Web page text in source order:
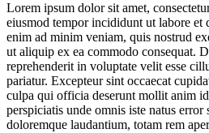
Lorem ipsum dolor sit amet,
eiusmod tempor incididunt ut labore et
enim ad minim veniam, quis nostrud
ut aliquip ex ea commodo consequat.
reprehenderit in voluptate velit esse
pariatur. Excepteur sint occaecat
culpa qui officia deserunt mollit anim
perspiciatis unde omnis iste natus
doloremque laudantium, totam rem